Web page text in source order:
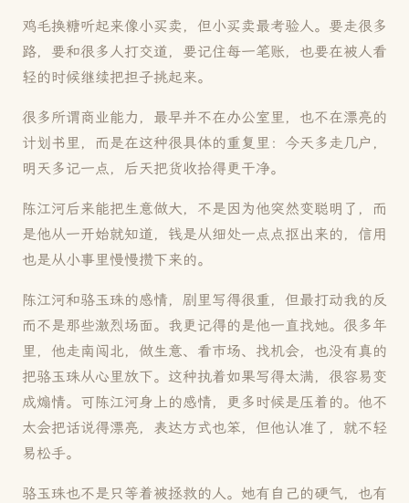
鸡毛换糖听起来像小买卖，但小买卖最考验人。要走很多
路，要和很多人打交道，要记住每一笔账，也要在被人看
轻的时候继续把担子挑起来。
很多所谓商业能力，最早并不在办公室里，也不在漂亮的
计划书里，而是在这种很具体的重复里：今天多走几户，
明天多记一点，后天把货收拾得更干净。
陈江河后来能把生意做大，不是因为他突然变聪明了，而
是他从一开始就知道，钱是从细处一点点抠出来的，信用
也是从小事里慢慢攒下来的。
陈江河和骆玉珠的感情，剧里写得很重，但最打动我的反
而不是那些激烈场面。我更记得的是他一直找她。很多年
里，他走南闯北，做生意、看市场、找机会，也没有真的
把骆玉珠从心里放下。这种执着如果写得太满，很容易变
成煽情。可陈江河身上的感情，更多时候是压着的。他不
太会把话说得漂亮，表达方式也笨，但他认准了，就不轻
易松手。
骆玉珠也不是只等着被拯救的人。她有自己的硬气，也有